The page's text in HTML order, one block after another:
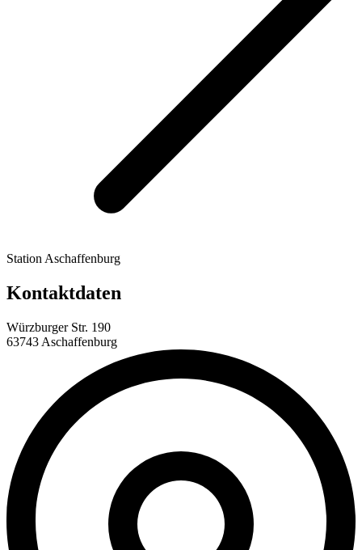
Station Aschaffenburg
Kontaktdaten
Würzburger Str. 190
63743 Aschaffenburg